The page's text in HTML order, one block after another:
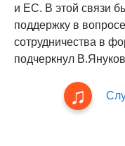
и ЕС. В этой связи
поддержку в
сотрудничества в
подчеркнул